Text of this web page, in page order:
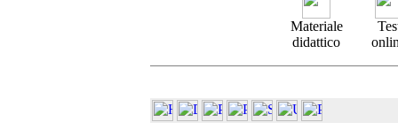
Materiale
didattico